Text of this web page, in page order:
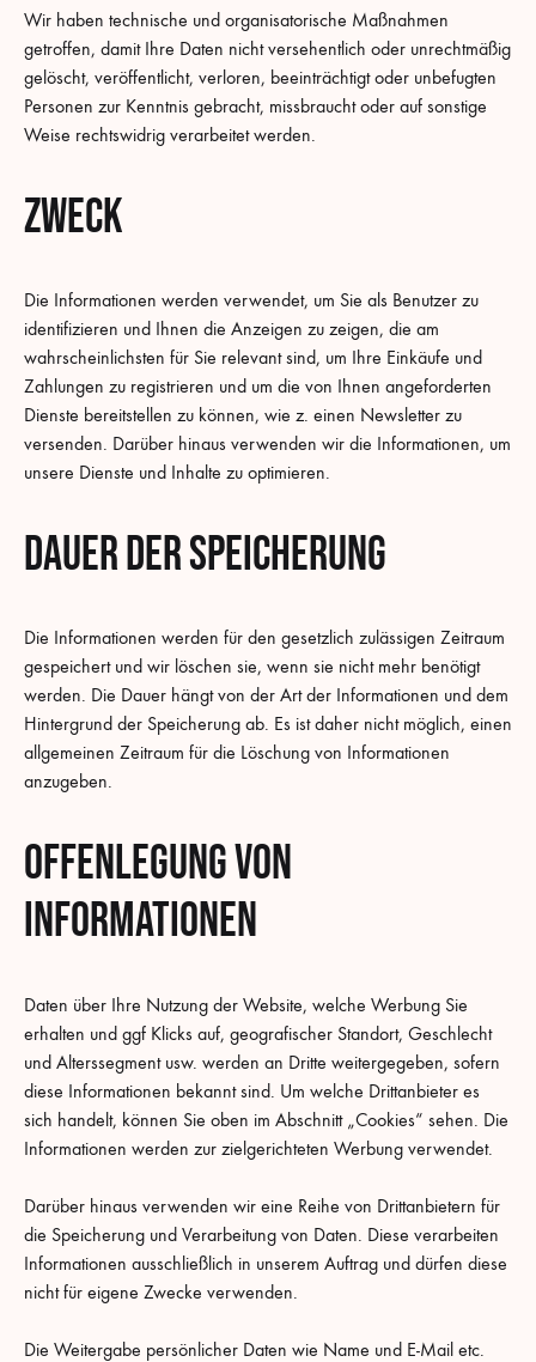
Wir haben technische und organisatorische Maßnahmen
getroffen, damit Ihre Daten nicht versehentlich oder unrechtmäßig
gelöscht, veröffentlicht, verloren, beeinträchtigt oder unbefugten
Personen zur Kenntnis gebracht, missbraucht oder auf sonstige
Weise rechtswidrig verarbeitet werden.
Zweck
Die Informationen werden verwendet, um Sie als Benutzer zu
identifizieren und Ihnen die Anzeigen zu zeigen, die am
wahrscheinlichsten für Sie relevant sind, um Ihre Einkäufe und
Zahlungen zu registrieren und um die von Ihnen angeforderten
Dienste bereitstellen zu können, wie z. einen Newsletter zu
versenden. Darüber hinaus verwenden wir die Informationen, um
unsere Dienste und Inhalte zu optimieren.
Dauer der Speicherung
Die Informationen werden für den gesetzlich zulässigen Zeitraum
gespeichert und wir löschen sie, wenn sie nicht mehr benötigt
werden. Die Dauer hängt von der Art der Informationen und dem
Hintergrund der Speicherung ab. Es ist daher nicht möglich, einen
allgemeinen Zeitraum für die Löschung von Informationen
anzugeben.
Offenlegung von
Informationen
Daten über Ihre Nutzung der Website, welche Werbung Sie
erhalten und ggf Klicks auf, geografischer Standort, Geschlecht
und Alterssegment usw. werden an Dritte weitergegeben, sofern
diese Informationen bekannt sind. Um welche Drittanbieter es
sich handelt, können Sie oben im Abschnitt „Cookies“ sehen. Die
Informationen werden zur zielgerichteten Werbung verwendet.
Darüber hinaus verwenden wir eine Reihe von Drittanbietern für
die Speicherung und Verarbeitung von Daten. Diese verarbeiten
Informationen ausschließlich in unserem Auftrag und dürfen diese
nicht für eigene Zwecke verwenden.
Die Weitergabe persönlicher Daten wie Name und E-Mail etc.